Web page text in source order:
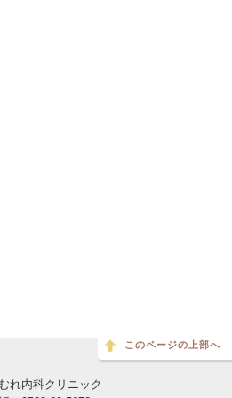
このページの上部へ
れ内科クリニック